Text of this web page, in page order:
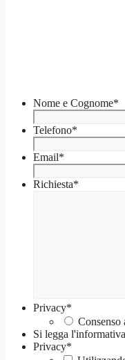
Nome e Cognome*
Telefono*
Email*
Richiesta*
Privacy*
Consenso
Si legga
Privacy*